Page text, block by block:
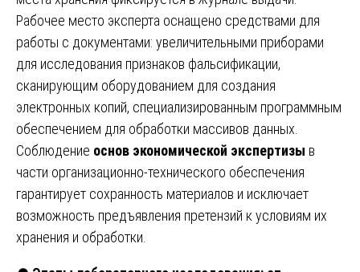
Рабочее место эксперта оснащено средствами для
работы с документами: увеличительными приборами
для исследования признаков фальсификации,
сканирующим оборудованием для создания
электронных копий, специализированным программным
обеспечением для обработки массивов данных.
Соблюдение основ экономической экспертизы в
части организационно-технического обеспечения
гарантирует сохранность материалов и исключает
возможность предъявления претензий к условиям их
хранения и обработки.